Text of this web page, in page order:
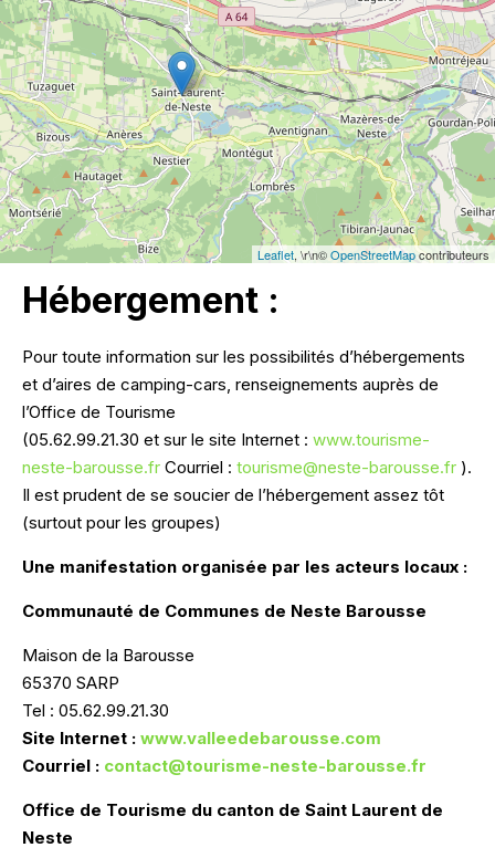
Leaflet, \r\n©OpenStreetMapcontributeurs
Hébergement :
Pour toute information sur les possibilités d’hébergements
et d’aires de camping-cars, renseignements auprès de
l’Office de Tourisme
(05.62.99.21.30 et sur le site Internet : www.tourisme-
neste-barousse.fr Courriel : tourisme@neste-barousse.fr ).
Il est prudent de se soucier de l’hébergement assez tôt
(surtout pour les groupes)
Une manifestation organisée par les acteurs locaux :
Communauté de Communes de Neste Barousse
Maison de la Barousse
65370 SARP
Tel : 05.62.99.21.30
Site Internet : www.valleedebarousse.com
Courriel : contact@tourisme-neste-barousse.fr
Office de Tourisme du canton de Saint Laurent de
Neste